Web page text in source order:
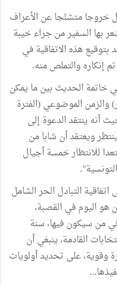
خروجا متشنّجا عن الأعراف
بها السفير من جراء خيبة
بتوقيع هذه الاتفاقية في
خاتمة الحديث بين ما يمكن
والزمن الموضوعي (الفترة
أنه ينتقد الدعوة إلى
ويعتقد أن شابا من
للانتظار خمسة أجيال
التبادل الحر الشامل
هو اليوم في القصبة،
من سيكون فيها، سنة
القادمة، ينبغي أن
وقوية، على تحديد أولويات